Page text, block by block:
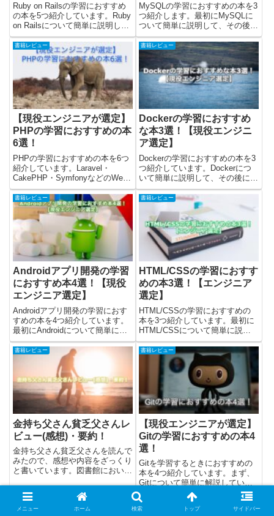
Ruby on Railsの学習におすすめ
の本を5つ紹介しています。Ruby
on Railsについて簡単に説明し
て、その後におすすめの本を紹介
しました。最後にRuby on Rails
を「どの本で学ぶのが良いか」の
考察をまとめていますので...
MySQLの学習におすすめの本を3
つ紹介します。最初にMySQLに
ついて簡単に説明して、その後に
おすすめの本を紹介しています。
最後に、MySQLを「どの本で学
ぶと良いか」の考えてまとめてい
ますので、確認してみてくださ
い。※Amazonのお試...
書籍レビュー
【現役エンジニアが選定】
PHPの学習におすすめの本
6選！
PHPの学習におすすめの本を6つ
紹介しています。Laravel・
CakePHP・SymfonyなどのWeb
フレームワークやWordPressなど
に使われているPHP。フレーム
ワークの内部のコードや、使用さ
れているシステムのコードを理解
するた...
書籍レビュー
Dockerの学習におすすめ
な本3選！【現役エンジニ
ア選定】
Dockerの学習におすすめの本を3
つ紹介しています。Dockerにつ
いて簡単に説明して、その後にお
すすめの本を紹介しました。最後
にDockerを「どの本で学ぶのが
良いか」の考察をまとめています
ので、確認してみてください。ゲ
ストさんDock...
書籍レビュー
Androidアプリ開発の学習
におすすめ本4選！【現役
エンジニア選定】
Androidアプリ開発の学習におす
すめの本を4つ紹介しています。
最初にAndroidについて簡単に説
明して、その後におすすめの本を
紹介しました。そして、最後に
Androidの開発を「どの本で学ぶ
のが良いか」の考察をまとめてい
ます。筆者のA...
書籍レビュー
HTML/CSSの学習におすす
めの本3選！【エンジニア
選定】
HTML/CSSの学習におすすめの
本を3つ紹介しています。最初に
HTML/CSSについて簡単に説明
して、その後におすすめの本を紹
介しました。そして、最後に
HTML/CSSを「どの本で学ぶの
が良いか」の考察をまとめていま
す。※本についてはAm...
書籍レビュー
金持ち父さん貧乏父さんレ
ビュー(感想)・要約！
金持ち父さん貧乏父さんを読んで
みたので、感想や内容をざっくり
と書いています。図書館において
た。日本では300万部、全世界で
は2800万部を突破した本とのこ
書籍レビュー
【現役エンジニアが選定】
Gitの学習におすすめの本4
選！
Gitを学習するときにおすすめの
本を4つ紹介しています。まず、
Gitについて簡単に解説していま
す。その後に、Gitを学習する時
におすすめの本を紹介していま
す。最後にそれぞれの本を、ター
メニュー ホーム 検索 トップ サイドバー